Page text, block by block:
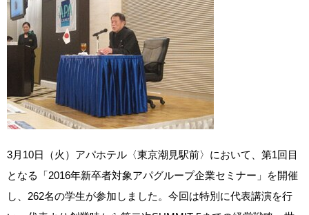
3月10日（火）アパホテル〈東京潮見駅前〉において、第1回目
となる「2016年新卒者対象アパグループ企業セミナー」を開催
し、262名の学生が参加しました。今回は特別に代表講演を行